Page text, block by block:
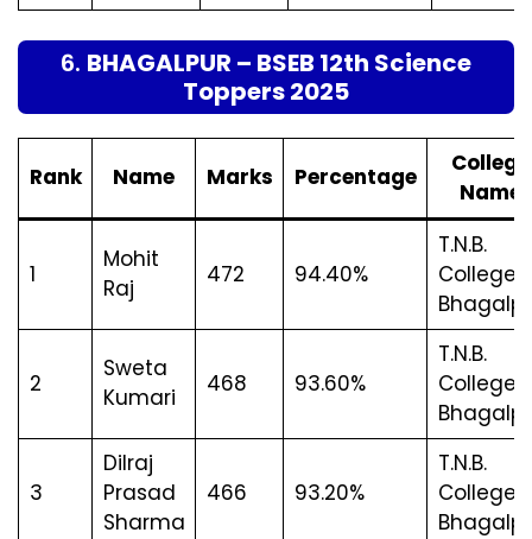
6. BHAGALPUR – BSEB 12th Science
Toppers 2025
Rank Name Marks Percentage
College
Name
1
Mohit
Raj
472 94.40%
T.N.B.
College,
2
Sweta
Kumari
468 93.60%
T.N.B.
College,
3
Dilraj
Prasad
Sharma
466 93.20%
T.N.B.
College,